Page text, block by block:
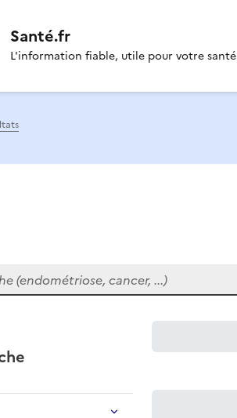
Santé.fr
L'information fiable, utile pour votre santé
cancer, ...)